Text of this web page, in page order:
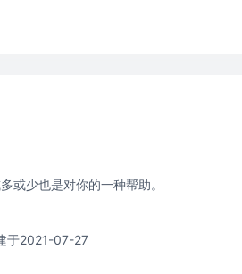
或少也是对你的一种帮助。
于2021-07-27